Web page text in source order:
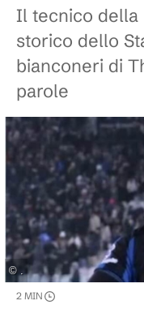
Il tecnico della
storico dello
bianconeri di
parole
© .
2 MIN